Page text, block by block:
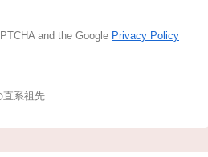
and the Google Privacy Policy
直系祖先